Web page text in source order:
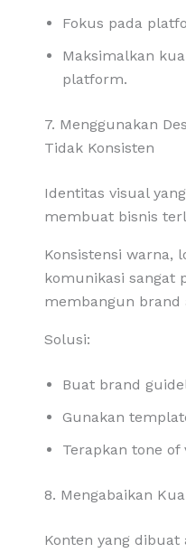
Fokus pada
Maksimalkan
platform.
7. Menggunakan
Tidak Konsisten
Identitas visual
membuat bisnis
Konsistensi warna,
komunikasi sangat
membangun brand
Solusi:
Buat brand
Gunakan
Terapkan tone of
8. Mengabaikan
Konten yang dibuat